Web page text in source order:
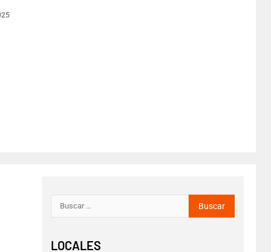
LOCALES